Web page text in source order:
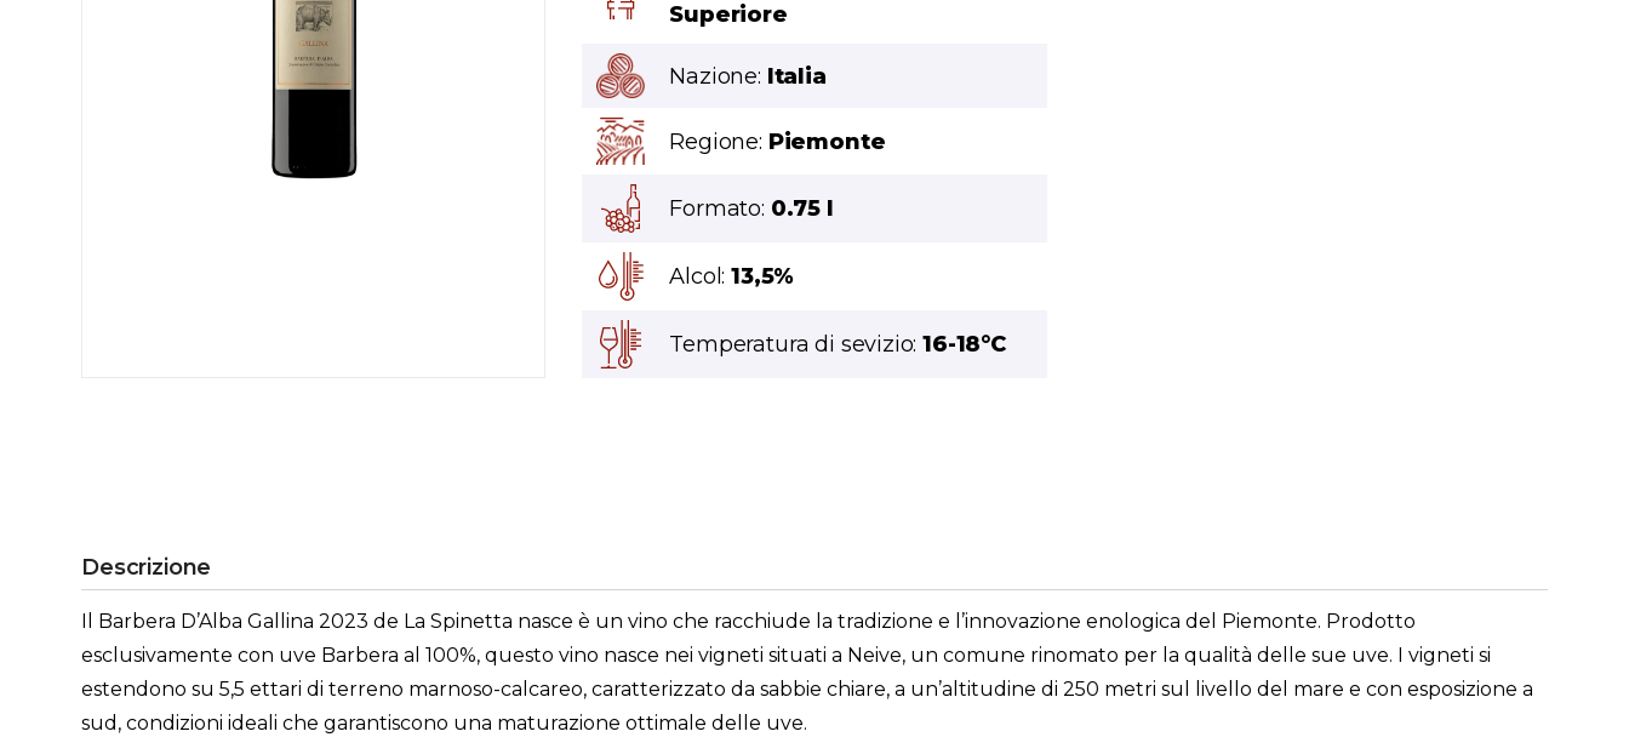
Superiore
Nazione: Italia
Regione: Piemonte
Formato: 0.75 l
Alcol:13,5%
Temperatura di sevizio:16-18°C
Descrizione
Il Barbera D’Alba Gallina 2023 de La Spinetta nasce è un vino che racchiude la tradizione e l’innovazione enologica del Piemonte. Prodotto
esclusivamente con uve Barbera al 100%, questo vino nasce nei vigneti situati a Neive, un comune rinomato per la qualità delle sue uve. I vigneti si
estendono su 5,5 ettari di terreno marnoso-calcareo, caratterizzato da sabbie chiare, a un’altitudine di 250 metri sul livello del mare e con esposizione a
sud, condizioni ideali che garantiscono una maturazione ottimale delle uve.